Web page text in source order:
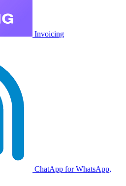
Invoicing
ChatApp for WhatsApp,